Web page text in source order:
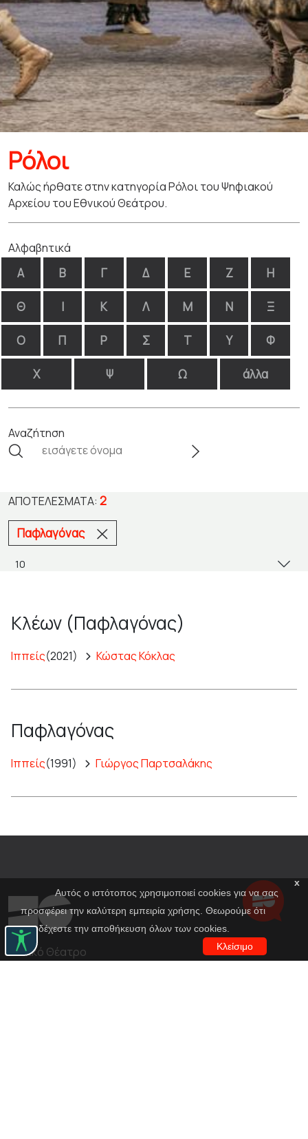
Ρόλοι
Καλώς ήρθατε στην κατηγορία Ρόλοι του Ψηφιακού
Αρχείου του Εθνικού Θεάτρου.
Αλφαβητικά
Α Β Γ Δ Ε Ζ Η
Θ Ι Κ Λ Μ Ν Ξ
Ο Π Ρ Σ Τ Υ Φ
Χ Ψ Ω άλλα
Αναζήτηση
ΑΠΟΤΕΛΈΣΜΑΤΑ: 2
Παφλαγόνας
Κλέων (Παφλαγόνας)
Ιππείς(2021) Κώστας Κόκλας
Παφλαγόνας
Ιππείς(1991) Γιώργος Παρτσαλάκης
x
Αυτός ο ιστότοπος χρησιμοποιεί cookies για να σας
προσφέρει την καλύτερη εμπειρία χρήσης. Θεωρούμε ότι
αποδέχεστε την αποθήκευση όλων των cookies.
Κλείσιμο
Εθνικό Θέατρο